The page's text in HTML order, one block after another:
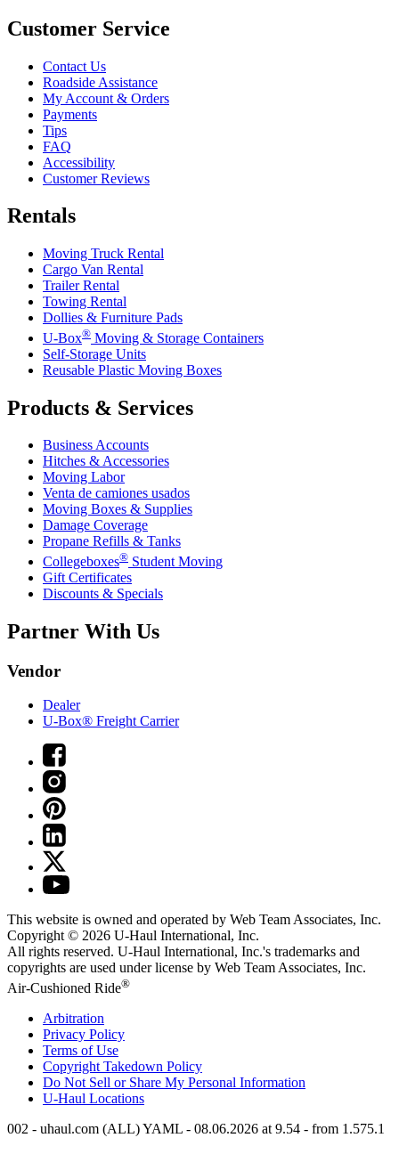
Customer Service
Contact Us
Roadside Assistance
My Account & Orders
Payments
Tips
FAQ
Accessibility
Customer Reviews
Rentals
Moving Truck Rental
Cargo Van Rental
Trailer Rental
Towing Rental
Dollies & Furniture Pads
U-Box® Moving & Storage Containers
Self-Storage Units
Reusable Plastic Moving Boxes
Products & Services
Business Accounts
Hitches & Accessories
Moving Labor
Venta de camiones usados
Moving Boxes & Supplies
Damage Coverage
Propane Refills & Tanks
Collegeboxes® Student Moving
Gift Certificates
Discounts & Specials
Partner With Us
Vendor
Dealer
U-Box® Freight Carrier
This website is owned and operated by Web Team Associates, Inc.
Copyright © 2026 U-Haul International, Inc.
All rights reserved. U-Haul International, Inc.'s trademarks and
copyrights are used under license by Web Team Associates, Inc.
Air-Cushioned Ride®
Arbitration
Privacy Policy
Terms of Use
Copyright Takedown Policy
Do Not Sell or Share My Personal Information
U-Haul Locations
002 - uhaul.com (ALL) YAML - 08.06.2026 at 9.54 - from 1.575.1